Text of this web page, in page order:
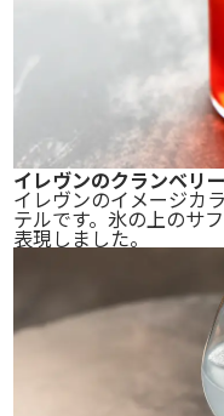
イレヴンのクランベリ
イレヴンのイメージカ
テルです。氷の上のサ
表現しました。